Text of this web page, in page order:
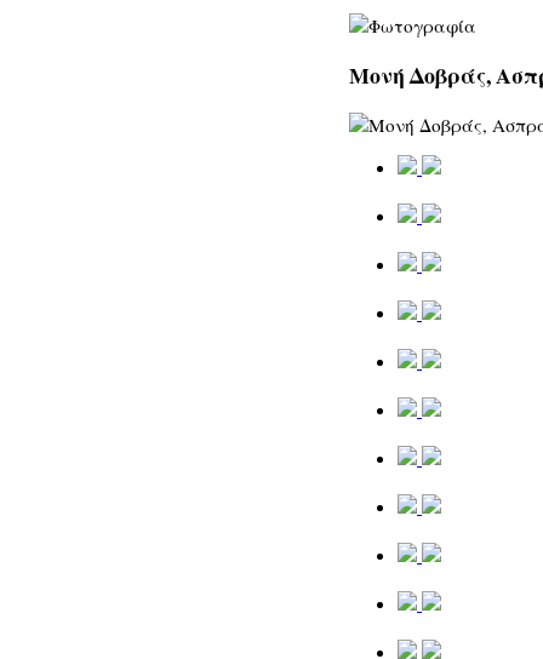
Μονή Δοβράς,